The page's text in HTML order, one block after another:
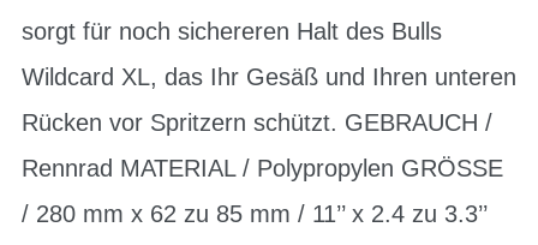
sorgt für noch sichereren Halt des Bulls
Wildcard XL, das Ihr Gesäß und Ihren unteren
Rücken vor Spritzern schützt. GEBRAUCH /
Rennrad MATERIAL / Polypropylen GRÖSSE
/ 280 mm x 62 zu 85 mm / 11’’ x 2.4 zu 3.3’’